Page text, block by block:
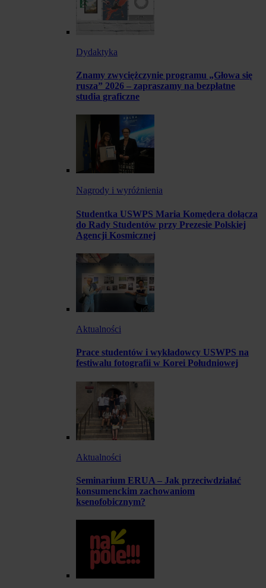
Dydaktyka
Znamy zwyciężczynie programu „Głowa się
rusza” 2026 – zapraszamy na bezpłatne
studia graficzne
Nagrody i wyróżnienia
Studentka USWPS Maria Komędera dołącza
do Rady Studentów przy Prezesie Polskiej
Agencji Kosmicznej
Aktualności
Prace studentów i wykładowcy USWPS na
festiwalu fotografii w Korei Południowej
Aktualności
Seminarium ERUA – Jak przeciwdziałać
konsumenckim zachowaniom
ksenofobicznym?